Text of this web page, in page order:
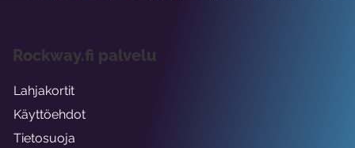
Rockway.fi palvelu
Lahjakortit
Käyttöehdot
Tietosuoja